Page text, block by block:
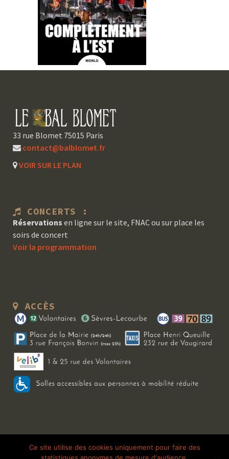
33 rue Blomet 75015 Paris
contact@balblomet.fr
VOIR SUR LE PLAN
CONCERTS :
Réservations en ligne sur le site, FNAC ou sur place les
soirs de concert
Voir la programmation
ACCÈS
Copyright 2026 Le Bal Blomet | Tous droits réservés | Mentions légales
Ce site utilise des cookies uniquement pour faire des